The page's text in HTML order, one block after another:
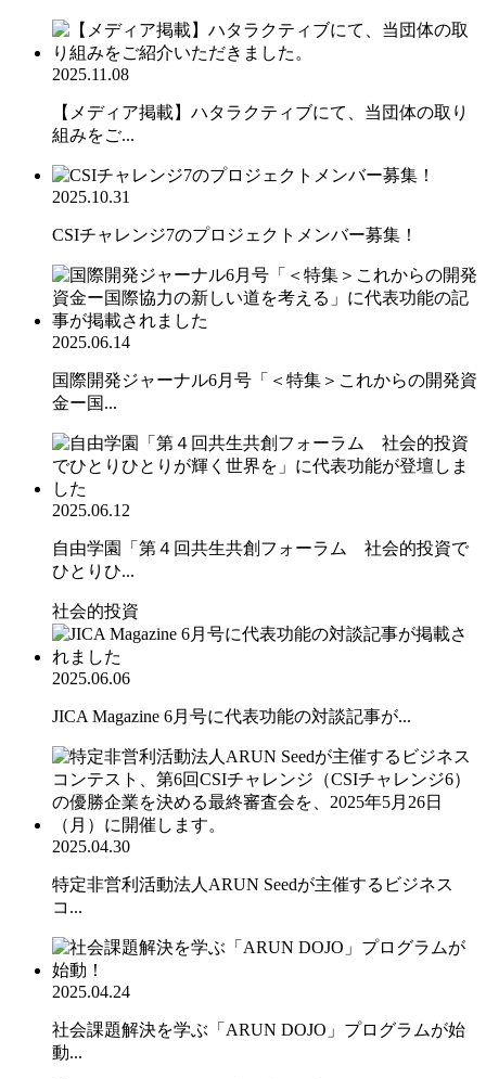
2025.11.08
【メディア掲載】ハタラクティブにて、当団体の取り
組みをご...
2025.10.31
CSIチャレンジ7のプロジェクトメンバー募集！
2025.06.14
国際開発ジャーナル6月号「＜特集＞これからの開発資
金ー国...
2025.06.12
自由学園「第４回共生共創フォーラム 社会的投資で
ひとりひ...
社会的投資
2025.06.06
JICA Magazine 6月号に代表功能の対談記事が...
2025.04.30
特定非営利活動法人ARUN Seedが主催するビジネス
コ...
2025.04.24
社会課題解決を学ぶ「ARUN DOJO」プログラムが始
動...